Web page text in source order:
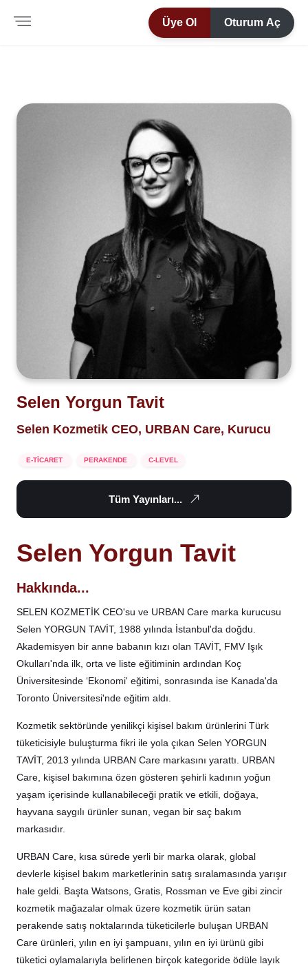
Üye Ol Oturum Aç
Selen Yorgun Tavit
Selen Kozmetik CEO, URBAN Care, Kurucu
E-TİCARET PERAKENDE C-LEVEL
Tüm Yayınları...
Selen Yorgun Tavit
Hakkında...
SELEN KOZMETİK CEO'su ve URBAN Care marka kurucusu
Selen YORGUN TAVİT, 1988 yılında İstanbul'da doğdu.
Akademisyen bir anne babanın kızı olan TAVİT, FMV Işık
Okulları'nda ilk, orta ve liste eğitiminin ardından Koç
Üniversitesinde ‘Ekonomi' eğitimi, sonrasında ise Kanada'da
Toronto Üniversitesi'nde eğitim aldı.
Kozmetik sektöründe yenilikçi kişisel bakım ürünlerini Türk
tüketicisiyle buluşturma fikri ile yola çıkan Selen YORGUN
TAVİT, 2013 yılında URBAN Care markasını yarattı. URBAN
Care, kişisel bakımına özen gösteren şehirli kadının yoğun
yaşam içerisinde kullanabileceği pratik ve etkili, doğaya,
hayvana saygılı ürünler sunan, vegan bir saç bakım
markasıdır.
URBAN Care, kısa sürede yerli bir marka olarak, global
devlerle kişisel bakım marketlerinin satış sıralamasında yarışır
hale geldi. Başta Watsons, Gratis, Rossman ve Eve gibi zincir
kozmetik mağazalar olmak üzere kozmetik ürün satan
perakende satış noktalarında tüketicilerle buluşan URBAN
Care ürünleri, yılın en iyi şampuanı, yılın en iyi ürünü gibi
tüketici oylamalarıyla belirlenen birçok kategoride ödüle layık